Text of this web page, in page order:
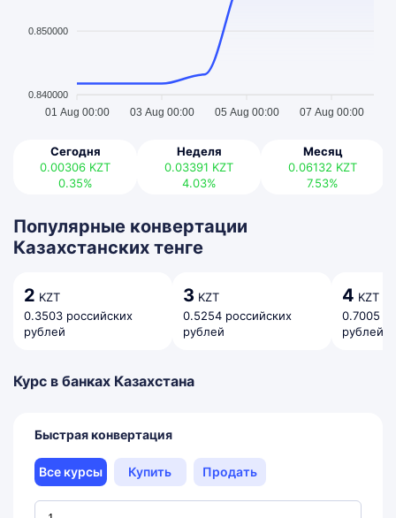
0.850000
0.840000
01 Aug 00:00 03 Aug 00:00 05 Aug 00:00 07 Aug 00:00
Сегодня
0.00306 KZT
0.35%
Неделя
0.03391 KZT
4.03%
Месяц
0.06132 KZT
7.53%
Популярные конвертации
Казахстанских тенге
2 KZT
0.3503 российских
рублей
3 KZT
0.5254 российских
рублей
4 KZT
0.7005
рублей
Курс в банках Казахстана
Быстрая конвертация
Все курсы Купить Продать